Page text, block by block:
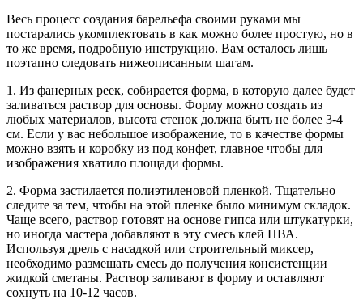
Весь процесс создания барельефа своими руками мы
постарались укомплектовать в как можно более простую, но в
то же время, подробную инструкцию. Вам осталось лишь
поэтапно следовать нижеописанным шагам.
1. Из фанерных реек, собирается форма, в которую далее будет
заливаться раствор для основы. Форму можно создать из
любых материалов, высота стенок должна быть не более 3-4
см. Если у вас небольшое изображение, то в качестве формы
можно взять и коробку из под конфет, главное чтобы для
изображения хватило площади формы.
2. Форма застилается полиэтиленовой пленкой. Тщательно
следите за тем, чтобы на этой пленке было минимум складок.
Чаще всего, раствор готовят на основе гипса или штукатурки,
но иногда мастера добавляют в эту смесь клей ПВА.
Используя дрель с насадкой или строительный миксер,
необходимо размешать смесь до получения консистенции
жидкой сметаны. Раствор заливают в форму и оставляют
сохнуть на 10-12 часов.